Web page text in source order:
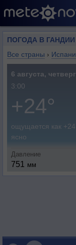
ПОГОДА В ГАНДИИ
Все страны ›
6 августа, четверг
3:00
+24°
ощущается как +24
ясно
Давление
751 мм